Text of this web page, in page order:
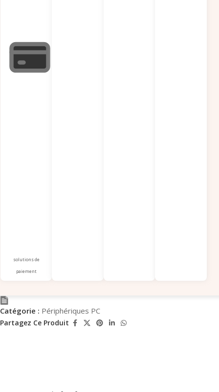
solutions de
paiement
Catégorie : Périphériques PC
Partagez Ce Produit